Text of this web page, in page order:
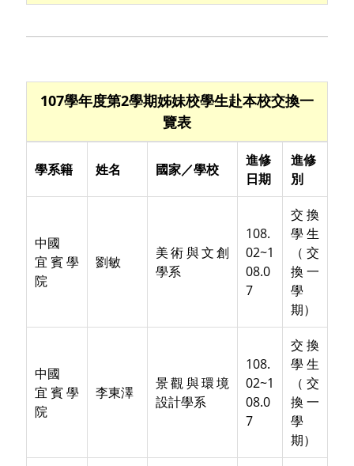
107學年度第2學期姊妹校學生赴本校交換一
覽表
學系籍 姓名 國家／學校
進修
日期
進修
別
中國
宜賓學
院
劉敏
美術與文創
學系
108.
02~1
08.0
7
交換
學生
（交
換一
學
期）
中國
宜賓學
院
李東澤
景觀與環境
設計學系
108.
02~1
08.0
7
交換
學生
（交
換一
學
期）